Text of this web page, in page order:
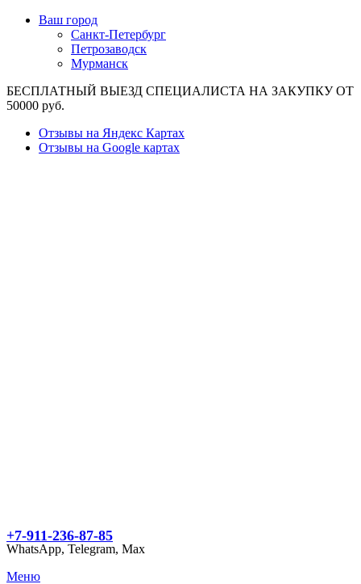
Ваш город
Санкт-Петербург
Петрозаводск
Мурманск
БЕСПЛАТНЫЙ ВЫЕЗД СПЕЦИАЛИСТА НА ЗАКУПКУ ОТ
50000 руб.
Отзывы на Яндекс Картах
Отзывы на Google картах
+7-911-236-87-85
WhatsApp, Telegram, Max
Меню